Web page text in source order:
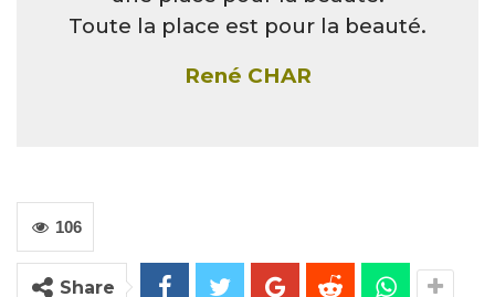
Toute la place est pour la beauté.
René CHAR
106
Share